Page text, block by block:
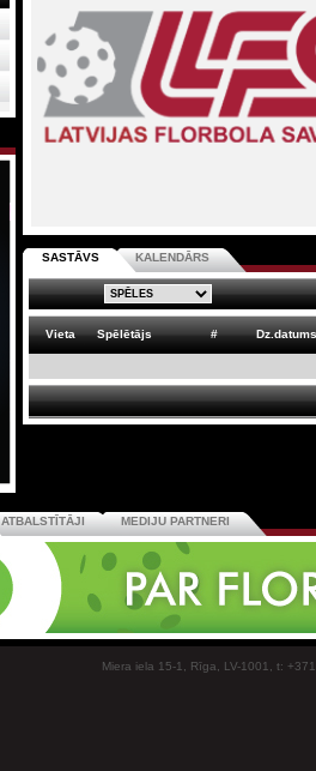
SASTĀVS KALENDĀRS
Vieta Spēlētājs # Dz.datums
ATBALSTĪTĀJI MEDIJU PARTNERI
Miera iela 15-1, Rīga, LV-1001, t: